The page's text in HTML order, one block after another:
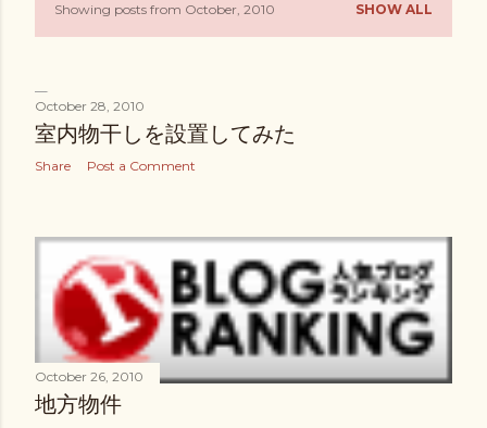
P
s
t
Showing posts from October, 2010 SHOW ALL
October 28, 2010
室内物干しを設置してみた
Share Post a Comment
October 26, 2010
地方物件